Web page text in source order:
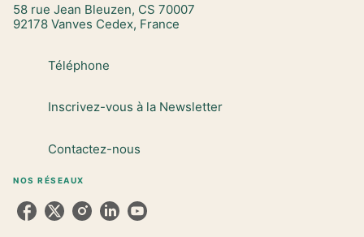
58 rue Jean Bleuzen, CS 70007
92178 Vanves Cedex, France
Téléphone
Inscrivez-vous à la Newsletter
Contactez-nous
NOS RÉSEAUX